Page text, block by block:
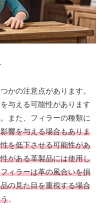
かの注意点があります。
与える可能性があります
。また、フィラーの種類に
響を与える場合もありま
を低下させる可能性があ
がある革製品には使用し
フィラーは革の風合いを損
の見た目を重視する場合
。